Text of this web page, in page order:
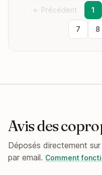
← Précédent 1
7 8
Avis des
Déposés directement
par email. Comment